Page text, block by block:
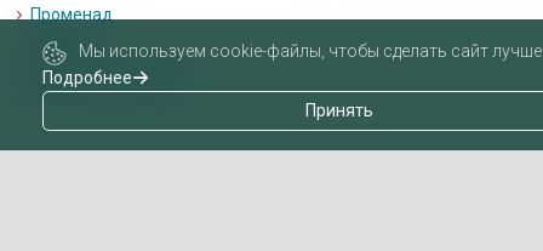
Променад
Лекции
Квизы, квесты, игры.
Пушкинская карта
Мы используем cookie-файлы, чтобы сделать сайт лучше
Подробнее
Принять